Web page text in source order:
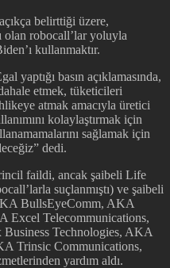
belirttiği üzere,
olan robocall’lar yoluyla
kullanmaktır.
yaptığı basın açıklamasında,
etmek, tüketicileri
atmak amacıyla üretici
kolaylaştırmak için
sağlamak için
dedi.
faildi, ancak şaibeli Life
suçlanmıştı) ve şaibeli
BullsEyeComm, AKA
Excel Telecommunications,
Technologies, AKA
Trinsic Communications,
yardım aldı.